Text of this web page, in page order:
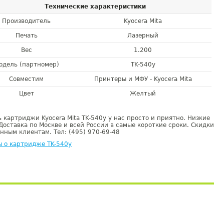
Технические характеристики
Производитель Kyocera Mita
Печать Лазерный
Вес 1.200
(партномер) TK-540y
Совместим Принтеры и МФУ - Kyocera Mita
Цвет Желтый
картриджи Kyocera Mita TK-540y у нас просто и приятно. Низкие
по Москве и всей России в самые короткие сроки. Скидки
клиентам. Тел: (495) 970-69-48
о картридже TK-540y